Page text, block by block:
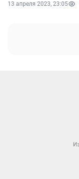
13 апреля 2023, 23:05